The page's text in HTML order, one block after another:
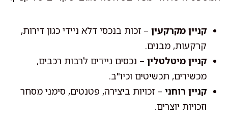
קניין מקרקעין – זכות בנכסי דלא ניידי כגון דירות,
קרקעות, מבנים.
קניין מיטלטלין – נכסים ניידים לרבות רכבים,
מכשירים, תכשיטים וכיו"ב.
קניין רוחני – זכויות ביצירה, פטנטים, סימני מסחר
וזכויות יוצרים.